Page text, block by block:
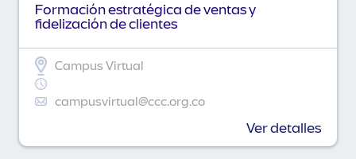
Formación estratégica de ventas y
fidelización de clientes
Campus Virtual
campusvirtual@ccc.org.co
Ver detalles